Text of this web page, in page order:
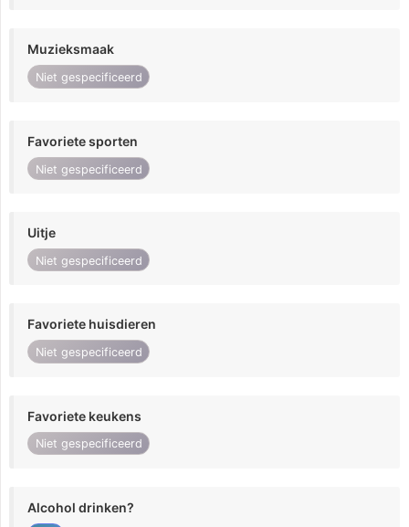
Muzieksmaak
Niet gespecificeerd
Favoriete sporten
Niet gespecificeerd
Uitje
Niet gespecificeerd
Favoriete huisdieren
Niet gespecificeerd
Favoriete keukens
Niet gespecificeerd
Alcohol drinken?